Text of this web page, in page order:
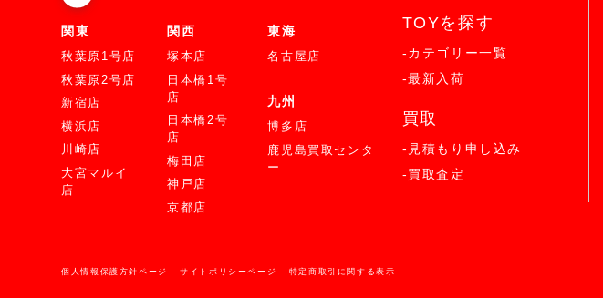
関東
秋葉原1号店
秋葉原2号店
新宿店
横浜店
川崎店
大宮マルイ
店
関西
塚本店
日本橋1号
店
日本橋2号
店
梅田店
神戸店
京都店
東海
名古屋店
九州
博多店
鹿児島買取センタ
ー
TOYを探す
-カテゴリー一覧
-最新入荷
買取
-見積もり申し込み
-買取査定
個人情報保護方針ページ サイトポリシーページ 特定商取引に関する表示